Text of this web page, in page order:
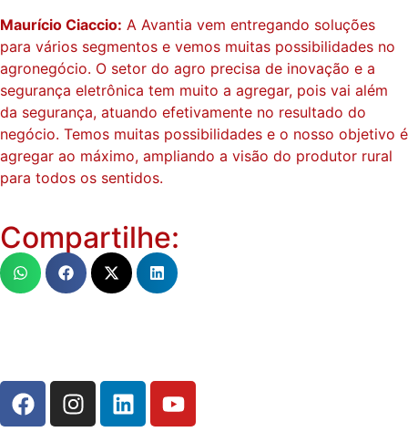
Maurício Ciaccio: A Avantia vem entregando soluções
para vários segmentos e vemos muitas possibilidades no
agronegócio. O setor do agro precisa de inovação e a
segurança eletrônica tem muito a agregar, pois vai além
da segurança, atuando efetivamente no resultado do
negócio. Temos muitas possibilidades e o nosso objetivo é
agregar ao máximo, ampliando a visão do produtor rural
para todos os sentidos.
Compartilhe: